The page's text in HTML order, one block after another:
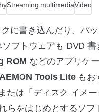
Streaming multimediaVideo
に書き込んだり、バ
フトウェアも DVD
ROM などのアプリケ
Tools Lite もお
は「ディスク イメー
をはじめとするソフ